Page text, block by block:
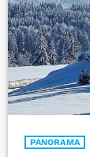
PANORAMA